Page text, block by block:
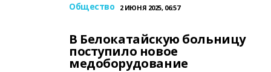
Общество 2 ИЮНЯ 2025, 06:57
В Белокатайскую больницу
поступило новое
медоборудование